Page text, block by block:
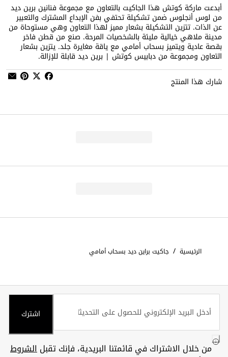
أبدعت ماركة كوتش هذا الجاكيت بالتعاون مع مجموعة فنانين برين ديد
من لوس أنجلوس ضمن تشكيلة تحتفي بفن الإبداع المشترك والتعبير
عن الذات. تتزين التشكيلة بشعار مميز لهذا التعاون وهي مستوحاة من
مدينة ملاهي خيالية مليئة بالشخصيات المرحة. صنع من قطن فاخر
بقصة عادية ويتميز بسحاب أمامي مع ياقة مغايرة جلد. يتزين بشعار
التعاون ومجموعة من دبابيس كوتش | برين ديد قابلة للإزالة.
شارك هذا المنتج
الرئيسية / جاكيت براين ديد بسحاب أمامي
اشترك
من خلال الاشتراك في قائمتنا البريدية، فإنك تقبلالشروط